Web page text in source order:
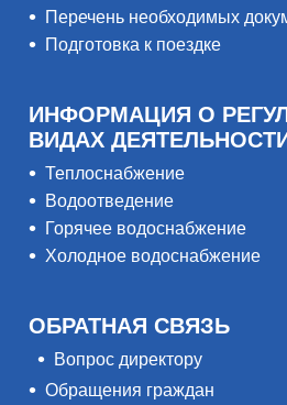
Перечень необходимых
Подготовка к поездке
ИНФОРМАЦИЯ О
ВИДАХ
Теплоснабжение
Водоотведение
Горячее водоснабжение
Холодное водоснабжение
ОБРАТНАЯ СВЯЗЬ
Вопрос директору
Обращения граждан